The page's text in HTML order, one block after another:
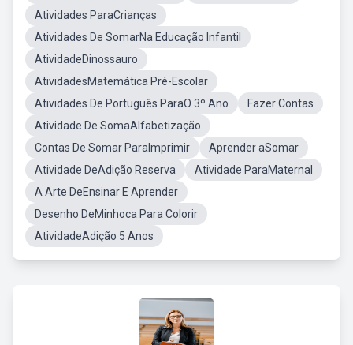
Atividades ParaCrianças
Atividades De SomarNa Educação Infantil
AtividadeDinossauro
AtividadesMatemática Pré-Escolar
Atividades De Português ParaO 3º Ano
Fazer Contas
Atividade De SomaAlfabetização
Contas De Somar ParaImprimir
Aprender aSomar
Atividade DeAdição Reserva
Atividade ParaMaternal
A Arte DeEnsinar E Aprender
Desenho DeMinhoca Para Colorir
AtividadeAdição 5 Anos